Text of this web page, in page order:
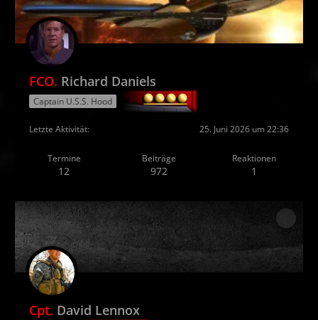
FCO. Richard Daniels
Captain U.S.S. Hood
Letzte Aktivität 25. Juni 2026 um 22:36
Termine
12
Beiträge
972
Reaktionen
1
Cpt. David Lennox